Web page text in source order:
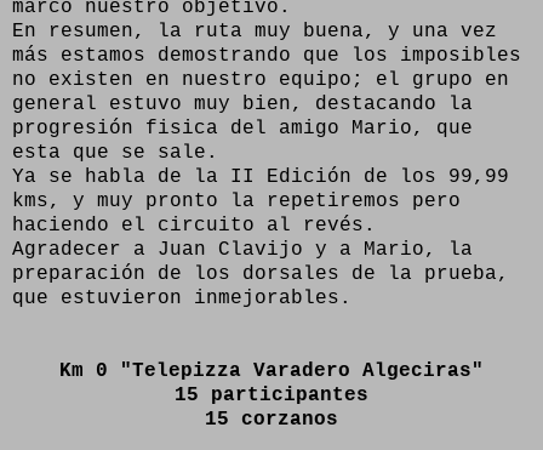
marcó nuestro objetivo.
En resumen, la ruta muy buena, y una vez
más estamos demostrando que los imposibles
no existen en nuestro equipo; el grupo en
general estuvo muy bien, destacando la
progresión fisica del amigo Mario, que
esta que se sale.
Ya se habla de la II Edición de los 99,99
kms, y muy pronto la repetiremos pero
haciendo el circuito al revés.
Agradecer a Juan Clavijo y a Mario, la
preparación de los dorsales de la prueba,
que estuvieron inmejorables.
Km 0 "Telepizza Varadero Algeciras"
15 participantes
15 corzanos